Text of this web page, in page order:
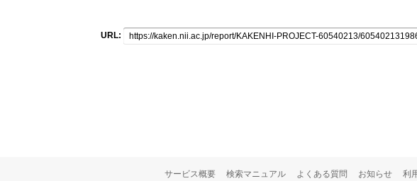
URL:
サービス概要 検索マニュアル よくある質問 お知らせ 利